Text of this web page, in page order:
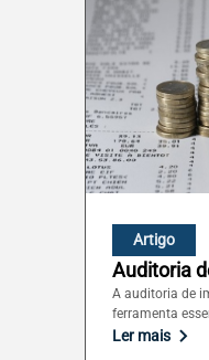
Artigo
Auditoria
A auditoria de
ferramenta
Ler mais